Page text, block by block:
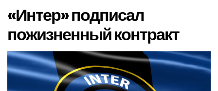
«Интер» подписал
пожизненный контракт